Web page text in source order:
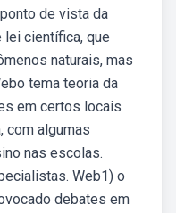
de vista da
lei científica, que
naturais, mas
tema teoria da
em certos locais
com algumas
nas escolas.
Web1) o
debates em